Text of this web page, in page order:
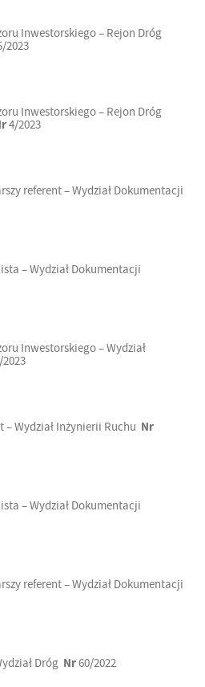
Inwestorskiego – Rejon Dróg
2023
Inwestorskiego – Rejon Dróg
4/2023
referent – Wydział Dokumentacji
– Wydział Dokumentacji
Inwestorskiego – Wydział
2023
– Wydział Inżynierii Ruchu Nr
– Wydział Dokumentacji
referent – Wydział Dokumentacji
Dróg Nr60/2022